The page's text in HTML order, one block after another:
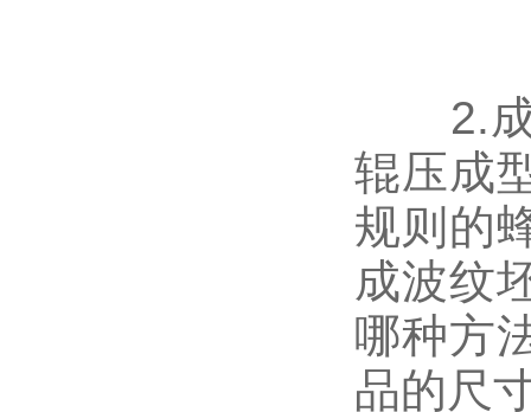
2.成
辊压成
规则的
成波纹
哪种方
品的尺